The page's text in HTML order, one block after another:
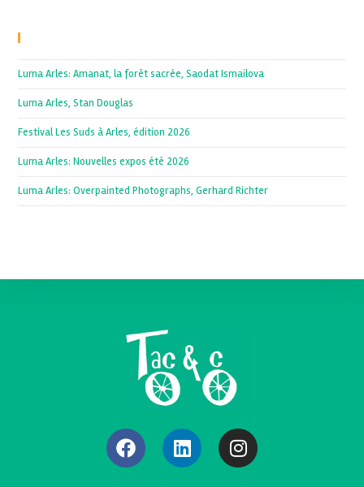
Luma Arles: Amanat, la forêt sacrée, Saodat Ismailova
Luma Arles, Stan Douglas
Festival Les Suds à Arles, édition 2026
Luma Arles: Nouvelles expos été 2026
Luma Arles: Overpainted Photographs, Gerhard Richter